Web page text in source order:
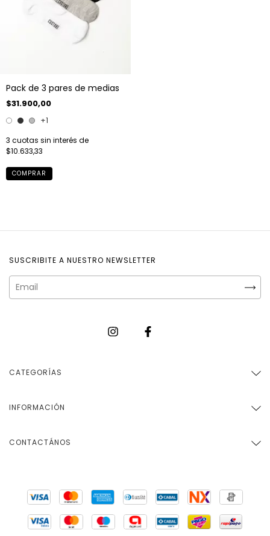
Pack de 3 pares de medias
$31.900,00
+1
3 cuotas sin interés de
$10.633,33
COMPRAR
SUSCRIBITE A NUESTRO NEWSLETTER
CATEGORÍAS
INFORMACIÓN
CONTACTÁNOS